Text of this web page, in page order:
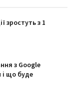
зростуть з 1
з Google
і що буде